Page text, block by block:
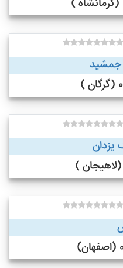
جمشید
)
یزدان